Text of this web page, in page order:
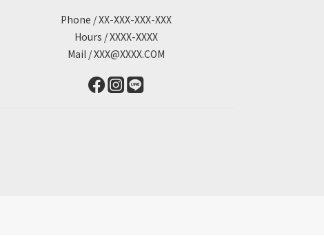
Phone / XX-XXX-XXX-XXX
Hours / XXXX-XXXX
Mail / XXX@XXXX.COM